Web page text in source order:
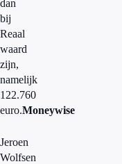
dan
bij
Reaal
waard
zijn,
namelijk
122.760
euro.Moneywise
Jeroen
Wolfsen